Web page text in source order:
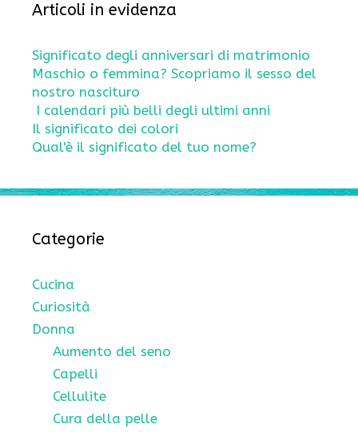
Articoli in evidenza
Significato degli anniversari di matrimonio
Maschio o femmina? Scopriamo il sesso del
nostro nascituro
I calendari più belli degli ultimi anni
Il significato dei colori
Qual'è il significato del tuo nome?
Categorie
Cucina
Curiosità
Donna
Aumento del seno
Capelli
Cellulite
Cura della pelle